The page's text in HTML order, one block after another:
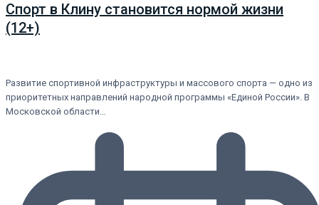
Спорт в Клину становится нормой жизни
(12+)
Развитие спортивной инфраструктуры и массового спорта — одно из
приоритетных направлений народной программы «Единой России». В
Московской области…